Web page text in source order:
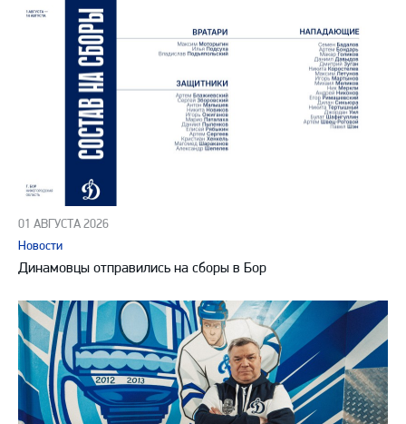
01 АВГУСТА 2026
Новости
Динамовцы отправились на сборы в Бор